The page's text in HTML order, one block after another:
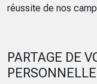
réussite de nos
PARTAGE DE